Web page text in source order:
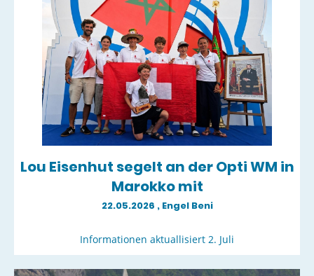
Lou Eisenhut segelt an der Opti WM in
Marokko mit
22.05.2026 , Engel Beni
Informationen aktuallisiert 2. Juli